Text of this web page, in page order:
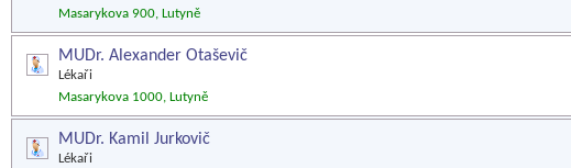
Masarykova 900, Lutyně
MUDr. Alexander Otaševič
Lékaři
Masarykova 1000, Lutyně
MUDr. Kamil Jurkovič
Lékaři